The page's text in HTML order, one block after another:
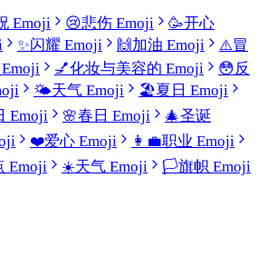
Emoji 😢悲伤 Emoji 🥳开心
✨闪耀 Emoji 🙌 加油 Emoji ⚠️冒
💅化妆与美容的 Emoji 😳反
🌤️天气 Emoji 🏖️夏日 Emoji
Emoji 🌸春日 Emoji 🎄圣诞
❤️爱心 Emoji 👩‍💼职业 Emoji
Emoji ☀️天气 Emoji 🏳️旗帜 Emoji